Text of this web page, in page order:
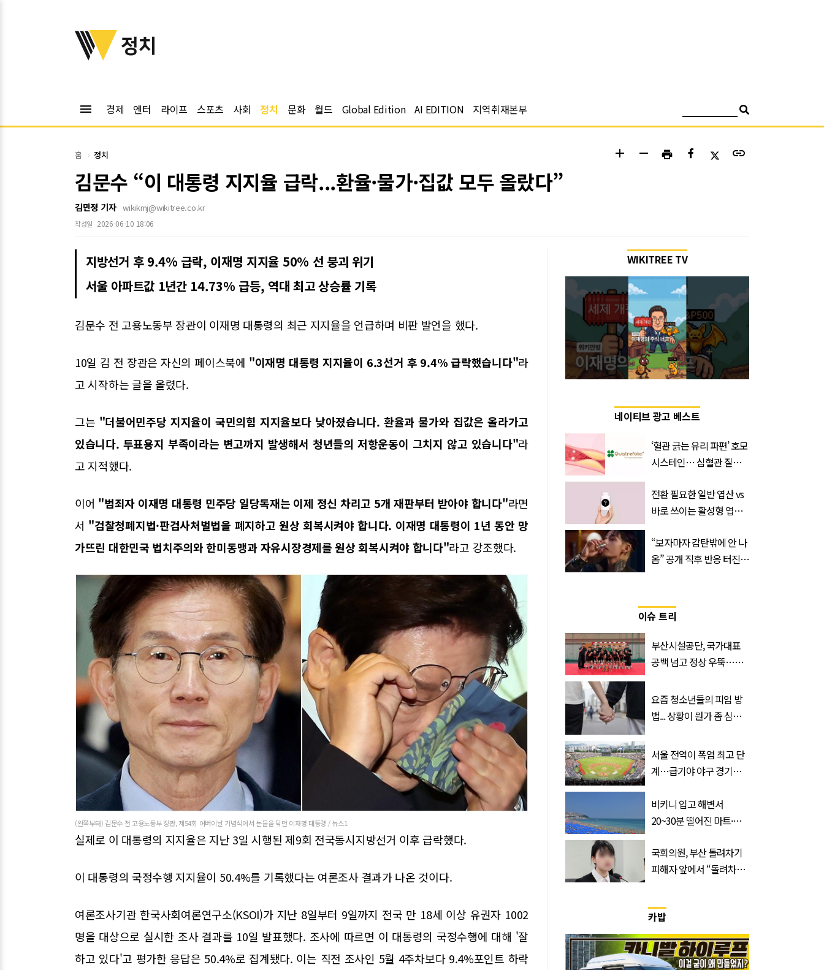
위키트리
정치
menu 경제 엔터 라이프 스포츠 사회 정치 문화 월드 Global Edition AI EDITION 지역취재본부
홈 정치 add remove print link
김문수 “이 대통령 지지율 급락...환율·물가·집값 모두 올랐다”
김민정 기자 wikikmj@wikitree.co.kr
작성일 2026-06-10 18:06
지방선거 후 9.4% 급락, 이재명 지지율 50% 선 붕괴 위기
서울 아파트값 1년간 14.73% 급등, 역대 최고 상승률 기록
김문수 전 고용노동부 장관이 이재명 대통령의 최근 지지율을 언급하며 비판 발언을 했다.
10일 김 전 장관은 자신의 페이스북에 "이재명 대통령 지지율이 6.3선거 후 9.4% 급락했습니다"라
고 시작하는 글을 올렸다.
그는 "더불어민주당 지지율이 국민의힘 지지율보다 낮아졌습니다. 환율과 물가와 집값은 올라가고
있습니다. 투표용지 부족이라는 변고까지 발생해서 청년들의 저항운동이 그치지 않고 있습니다"라
고 지적했다.
이어 "범죄자 이재명 대통령 민주당 일당독재는 이제 정신 차리고 5개 재판부터 받아야 합니다"라면
서 "검찰청폐지법·판검사처벌법을 폐지하고 원상 회복시켜야 합니다. 이재명 대통령이 1년 동안 망
가뜨린 대한민국 법치주의와 한미동맹과 자유시장경제를 원상 회복시켜야 합니다"라고 강조했다.
(왼쪽부터) 김문수 전 고용노동부 장관, 제54회 어버이날 기념식에서 눈물을 닦던 이재명 대통령 / 뉴스1
실제로 이 대통령의 지지율은 지난 3일 시행된 제9회 전국동시지방선거 이후 급락했다.
이 대통령의 국정수행 지지율이 50.4%를 기록했다는 여론조사 결과가 나온 것이다.
여론조사기관 한국사회여론연구소(KSOI)가 지난 8일부터 9일까지 전국 만 18세 이상 유권자 1002
명을 대상으로 실시한 조사 결과를 10일 발표했다. 조사에 따르면 이 대통령의 국정수행에 대해 '잘
하고 있다'고 평가한 응답은 50.4%로 집계됐다. 이는 직전 조사인 5월 4주차보다 9.4%포인트 하락
WIKITREE TV
네이티브 광고 베스트
‘혈관 긁는 유리 파편’ 호모
시스테인… 심혈관 질환
전환 필요한 일반 엽산 vs
바로 쓰이는 활성형 엽
‘Quatrefolic®’ 주목
“보자마자 감탄밖에 안 나
옴” 공개 직후 반응 터진
이슈 트리
부산시설공단, 국가대표
공백 넘고 정상 우뚝…디
요즘 청소년들의 피임 방
법... 상황이 뭔가 좀 심각
서울 전역이 폭염 최고 단
계…급기야 야구 경기까
비키니 입고 해변서
20~30분 떨어진 마트·주
속출, 반응 폭발
국회의원, 부산 돌려차기
피해자 앞에서 “돌려차기
카밥